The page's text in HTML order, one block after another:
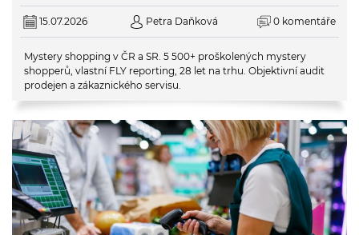
15.07.2026 Petra Daňková 0 komentáře
Mystery shopping v ČR a SR. 5 500+ proškolených mystery
shopperů, vlastní FLY reporting, 28 let na trhu. Objektivní audit
prodejen a zákaznického servisu.